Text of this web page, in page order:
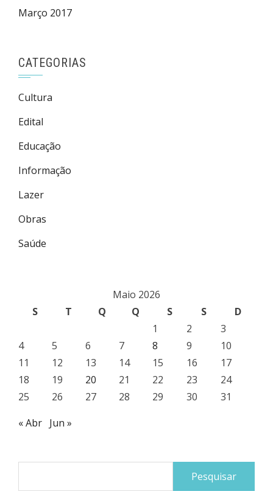
Março 2017
CATEGORIAS
Cultura
Edital
Educação
Informação
Lazer
Obras
Saúde
Maio 2026
S
T Q Q S S
D
1
2
3
4
5 6 7 8 9
10
11
12 13 14 15 16
17
18
19 20 21 22 23
24
25
26 27 28 29 30
31
« Abr Jun »